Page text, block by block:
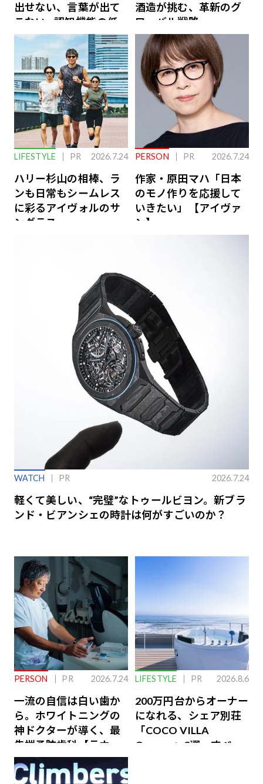
出せない、言葉が出て
こない…認知機能の低
下を救う、脳のインナ
ーケアとは
酒造が挑む、革新のグ
ローバル戦略
LIFESTYLE PR 2026.7.24
ハリー杉山の相棒、ラ
ンも日常もシームレス
に彩るアイヴォルのサ
ングラス
PERSON PR 2026.7.24
作家・原田マハ「日本
のモノ作りを応援して
いきたい」【アイヴァ
ン】
WATCH PR 2026.7.24
軽くて美しい、“完璧”なトゥールビヨン。新ブラ
ンド・ビアンシェの時計は何がすごいのか？
PERSON PR 2026.7.24
一流の自信は白い歯か
ら。ホワイトニングの
神ドクターが導く、最
先端予防歯科【ラウン
ジ会員特典あり】
LIFESTYLE PR 2026.8.6
200万円台からオーナー
になれる、シェア別荘
「COCO VILLA
Owners」3選。すべて